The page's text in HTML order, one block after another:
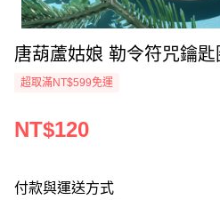
唐葫蘆姑娘 勒令符咒鑰
超取滿NT$599免運
NT$120
付款與運送方式